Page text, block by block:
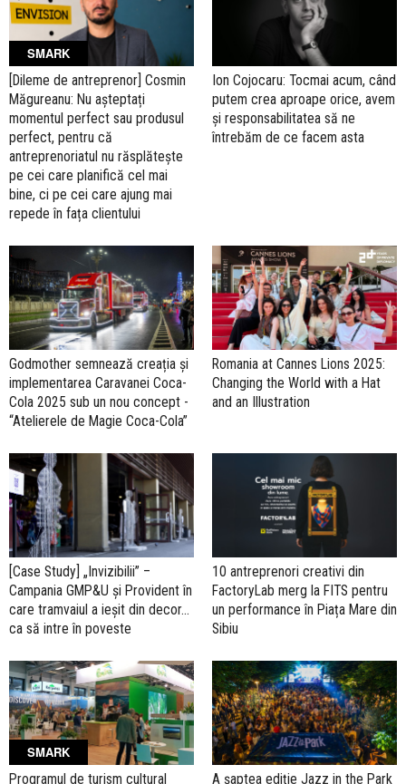
SMARK
[Dileme de antreprenor] Cosmin
Măgureanu: Nu așteptați
momentul perfect sau produsul
perfect, pentru că
antreprenoriatul nu răsplătește
pe cei care planifică cel mai
bine, ci pe cei care ajung mai
repede în fața clientului
Ion Cojocaru: Tocmai acum, când
putem crea aproape orice, avem
și responsabilitatea să ne
întrebăm de ce facem asta
Godmother semnează creația și
implementarea Caravanei Coca-
Cola 2025 sub un nou concept -
“Atelierele de Magie Coca-Cola”
Romania at Cannes Lions 2025:
Changing the World with a Hat
and an Illustration
[Case Study] „Invizibilii” –
Campania GMP&U și Provident în
care tramvaiul a ieșit din decor...
ca să intre în poveste
10 antreprenori creativi din
FactoryLab merg la FITS pentru
un performance în Piața Mare din
Sibiu
SMARK
Programul de turism cultural
A șaptea ediție Jazz in the Park